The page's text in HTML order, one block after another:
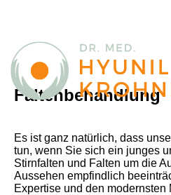
Faltenbehandlung
Es ist ganz natürlich, dass
tun, wenn Sie sich ein junges
Stirnfalten und Falten um die
Aussehen empfindlich
Expertise und den modernsten